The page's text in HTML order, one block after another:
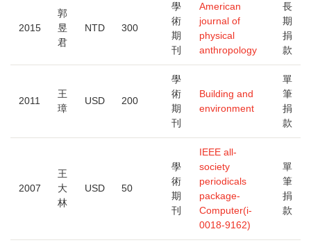
2015
郭
昱
君
NTD 300
學
術
期
刊
American
journal of
physical
anthropology
長
期
捐
款
2011
王
璋
USD 200
學
術
期
刊
Building and
environment
單
筆
捐
款
2007
王
大
林
USD 50
學
術
期
刊
IEEE all-
society
periodicals
package-
Computer(i-
0018-9162)
單
筆
捐
款